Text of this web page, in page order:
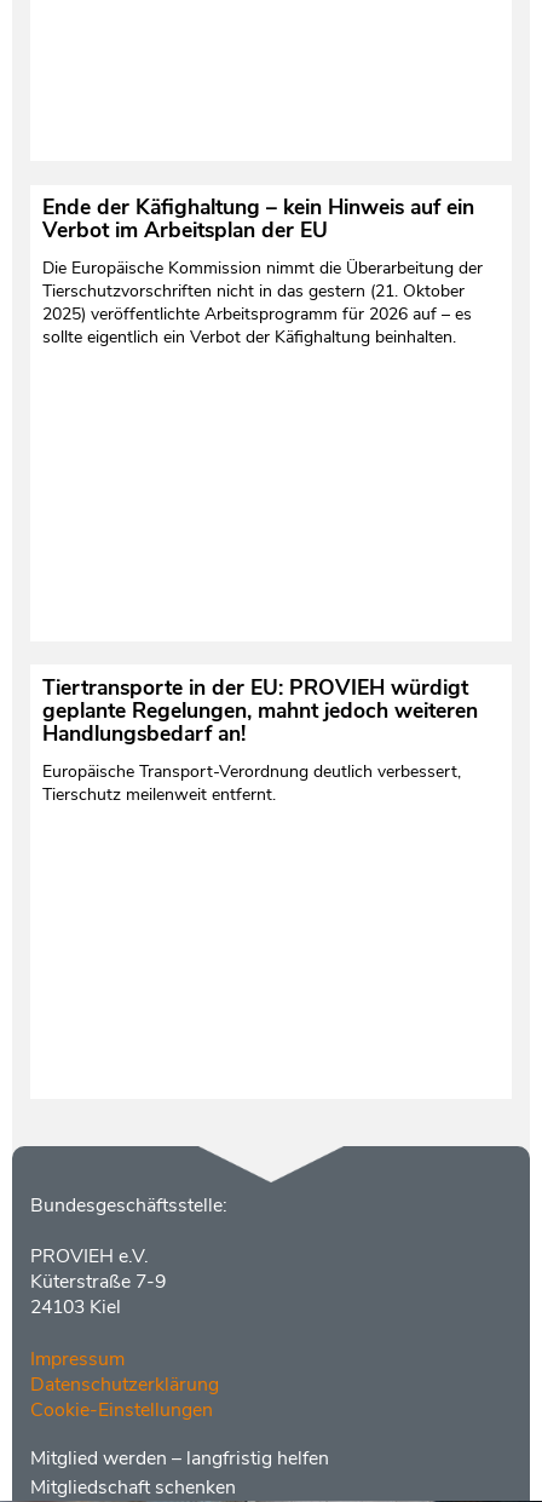
Ende der Käfighaltung – kein Hinweis auf ein
Verbot im Arbeitsplan der EU
Die Europäische Kommission nimmt die Überarbeitung der
Tierschutzvorschriften nicht in das gestern (21. Oktober
2025) veröffentlichte Arbeitsprogramm für 2026 auf – es
sollte eigentlich ein Verbot der Käfighaltung beinhalten.
Tiertransporte in der EU: PROVIEH würdigt
geplante Regelungen, mahnt jedoch weiteren
Handlungsbedarf an!
Europäische Transport-Verordnung deutlich verbessert,
Tierschutz meilenweit entfernt.
Kontakt
Bundesgeschäftsstelle:
PROVIEH e.V.
Küterstraße 7-9
24103 Kiel
Impressum
Datenschutzerklärung
Cookie-Einstellungen
Menüs
Footer
2
Mitglied werden – langfristig helfen
Mitgliedschaft schenken